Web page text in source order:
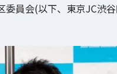
員会(以下、東京JC渋